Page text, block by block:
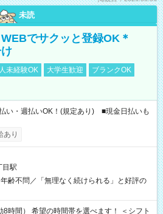
未読
でサクッと登録OK＊
未経験OK 大学生歓迎
ブランクOK
い・週払いOK！(規定あり) ■現金日払いも
あり
目駅
齢不問／「無理なく続けられる」と好評の
べます！ ＜シフト